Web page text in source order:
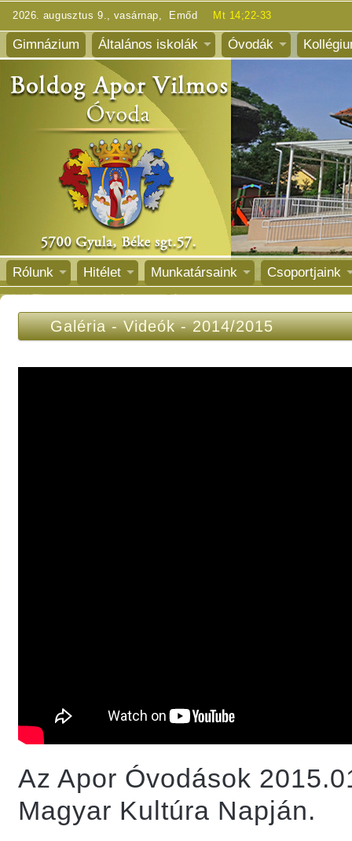
2026. augusztus 9., vasárnap, Emőd Mt 14;22-33
Gimnázium Általános iskolák Óvodák
Rólunk Hitélet Munkatársaink Csoportjaink
Galéria-Videók-2014/2015
Az Apor Óvodások
Magyar Kultúra Napján.